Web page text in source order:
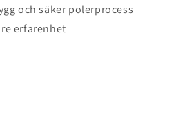
och säker polerprocess
erfarenhet